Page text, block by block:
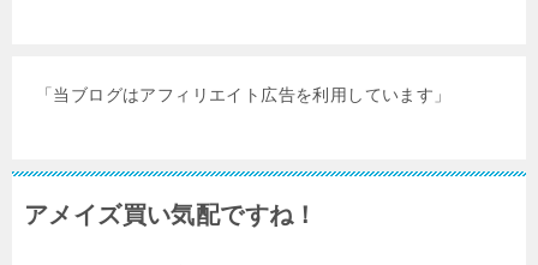
「当ブログはアフィリエイト広告を利用しています」
アメイズ買い気配ですね！